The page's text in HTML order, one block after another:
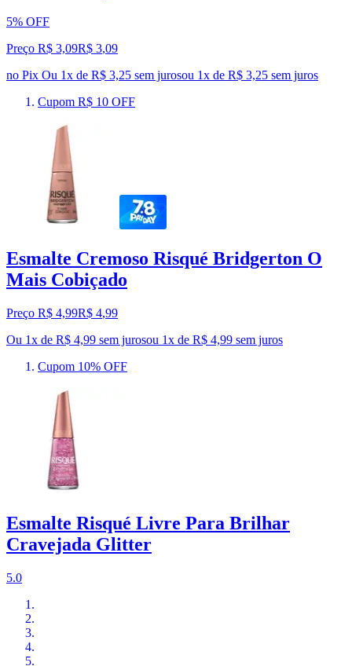
5% OFF
Preço R$ 3,09R$ 3,09
no Pix Ou 1x de R$ 3,25 sem jurosou 1x de R$ 3,25 sem juros
Cupom R$ 10 OFF
Esmalte Cremoso Risqué Bridgerton O
Mais Cobiçado
Preço R$ 4,99R$ 4,99
Ou 1x de R$ 4,99 sem jurosou 1x de R$ 4,99 sem juros
Cupom 10% OFF
Esmalte Risqué Livre Para Brilhar
Cravejada Glitter
5.0